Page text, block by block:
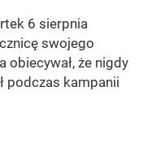
6 sierpnia
swojego
obiecywał, że nigdy
podczas kampanii